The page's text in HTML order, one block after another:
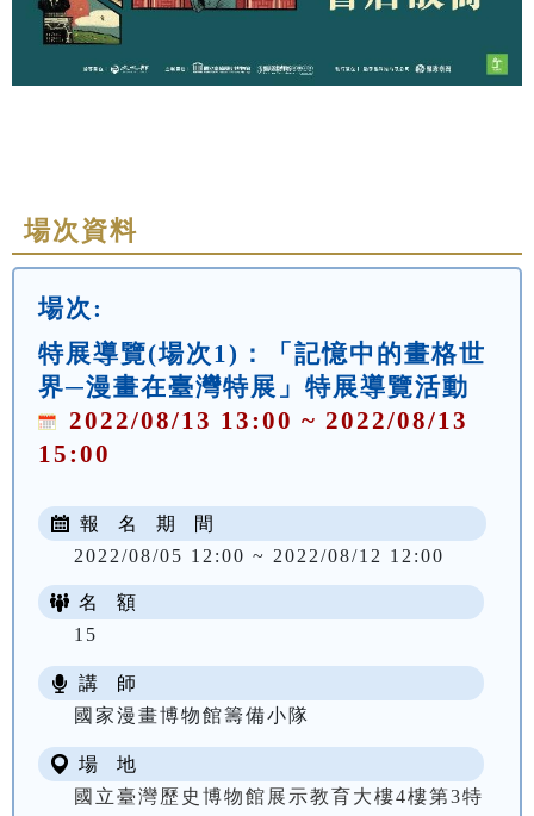
場次資料
場次:
特展導覽(場次1)：「記憶中的畫格世
界─漫畫在臺灣特展」特展導覽活動
2022/08/13 13:00 ~ 2022/08/13
15:00
報 名 期 間
2022/08/05 12:00 ~ 2022/08/12 12:00
名 額
15
講 師
國家漫畫博物館籌備小隊
場 地
國立臺灣歷史博物館展示教育大樓4樓第3特